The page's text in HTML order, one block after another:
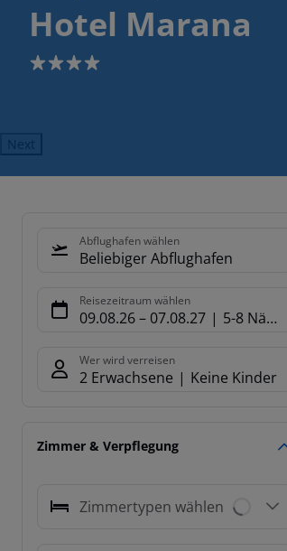
Hotel Marana
4
Next
Abflughafen wählen
Beliebiger Abflughafen
Reisezeitraum wählen
09.08.26– 07.08.27 5-8 Nächte
Wer wird verreisen
2 Erwachsene Keine Kinder
Zimmer & Verpflegung
Zimmertypen wählen